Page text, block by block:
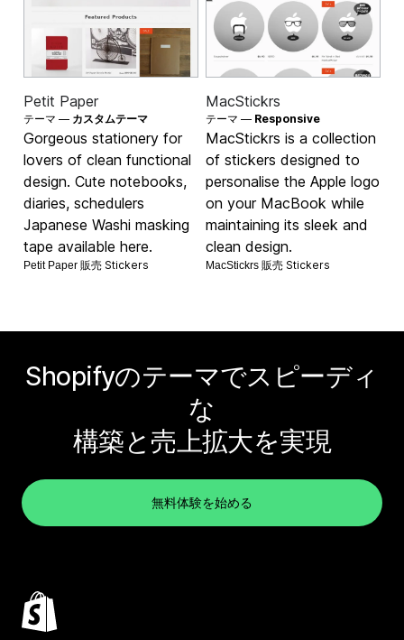
Petit Paper
テーマ — カスタムテーマ
Gorgeous stationery for
lovers of clean functional
design. Cute notebooks,
diaries, schedulers
Japanese Washi masking
tape available here.
Petit Paper 販売 Stickers
MacStickrs
テーマ — Responsive
MacStickrs is a collection
of stickers designed to
personalise the Apple logo
on your MacBook while
maintaining its sleek and
clean design.
MacStickrs 販売 Stickers
Shopifyのテーマでスピーディ
な
構築と売上拡大を実現
無料体験を始める